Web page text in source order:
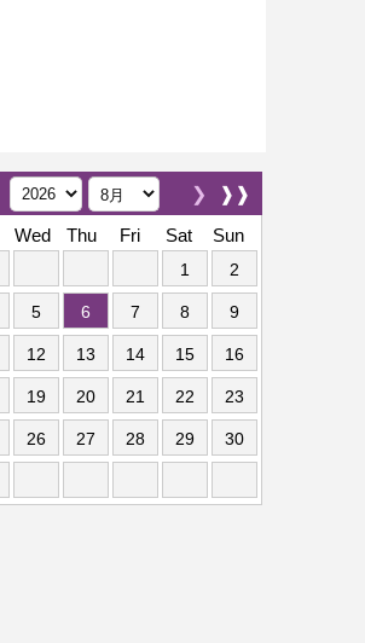
❱❱
❯
Wed Thu Fri Sat Sun
1 2
5 6 7 8 9
12 13 14 15 16
19 20 21 22 23
26 27 28 29 30